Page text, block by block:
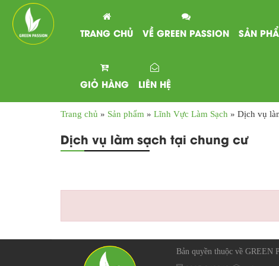
TRANG CHỦ VỀ GREEN PASSION SẢN
GIỎ HÀNG LIÊN HỆ
Trang chủ » Sản phẩm » Lĩnh Vực Làm Sạch » Dịch vụ
Dịch vụ làm sạch tại chung cư
Bản quyền thuộc về GREEN